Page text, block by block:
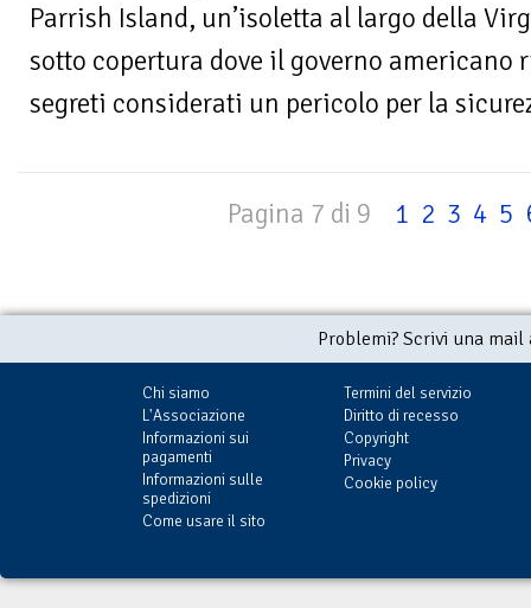
Parrish Island, un’isoletta al largo della
sotto copertura dove il governo americano
segreti considerati un pericolo per la
Pagina 7 di 9 1 2 3 4 5
Problemi? Scrivi una
Chi siamo
L'Associazione
Informazioni sui
pagamenti
Informazioni sulle
spedizioni
Come usare il sito
Termini del servizio
Diritto di recesso
Copyright
Privacy
Cookie policy